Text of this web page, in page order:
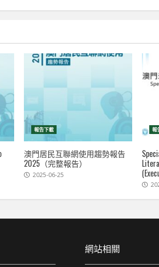
報告下載
澳門居民互聯網使用趨勢報告
2025（完整報告）
2025-06-25
報
網站相關